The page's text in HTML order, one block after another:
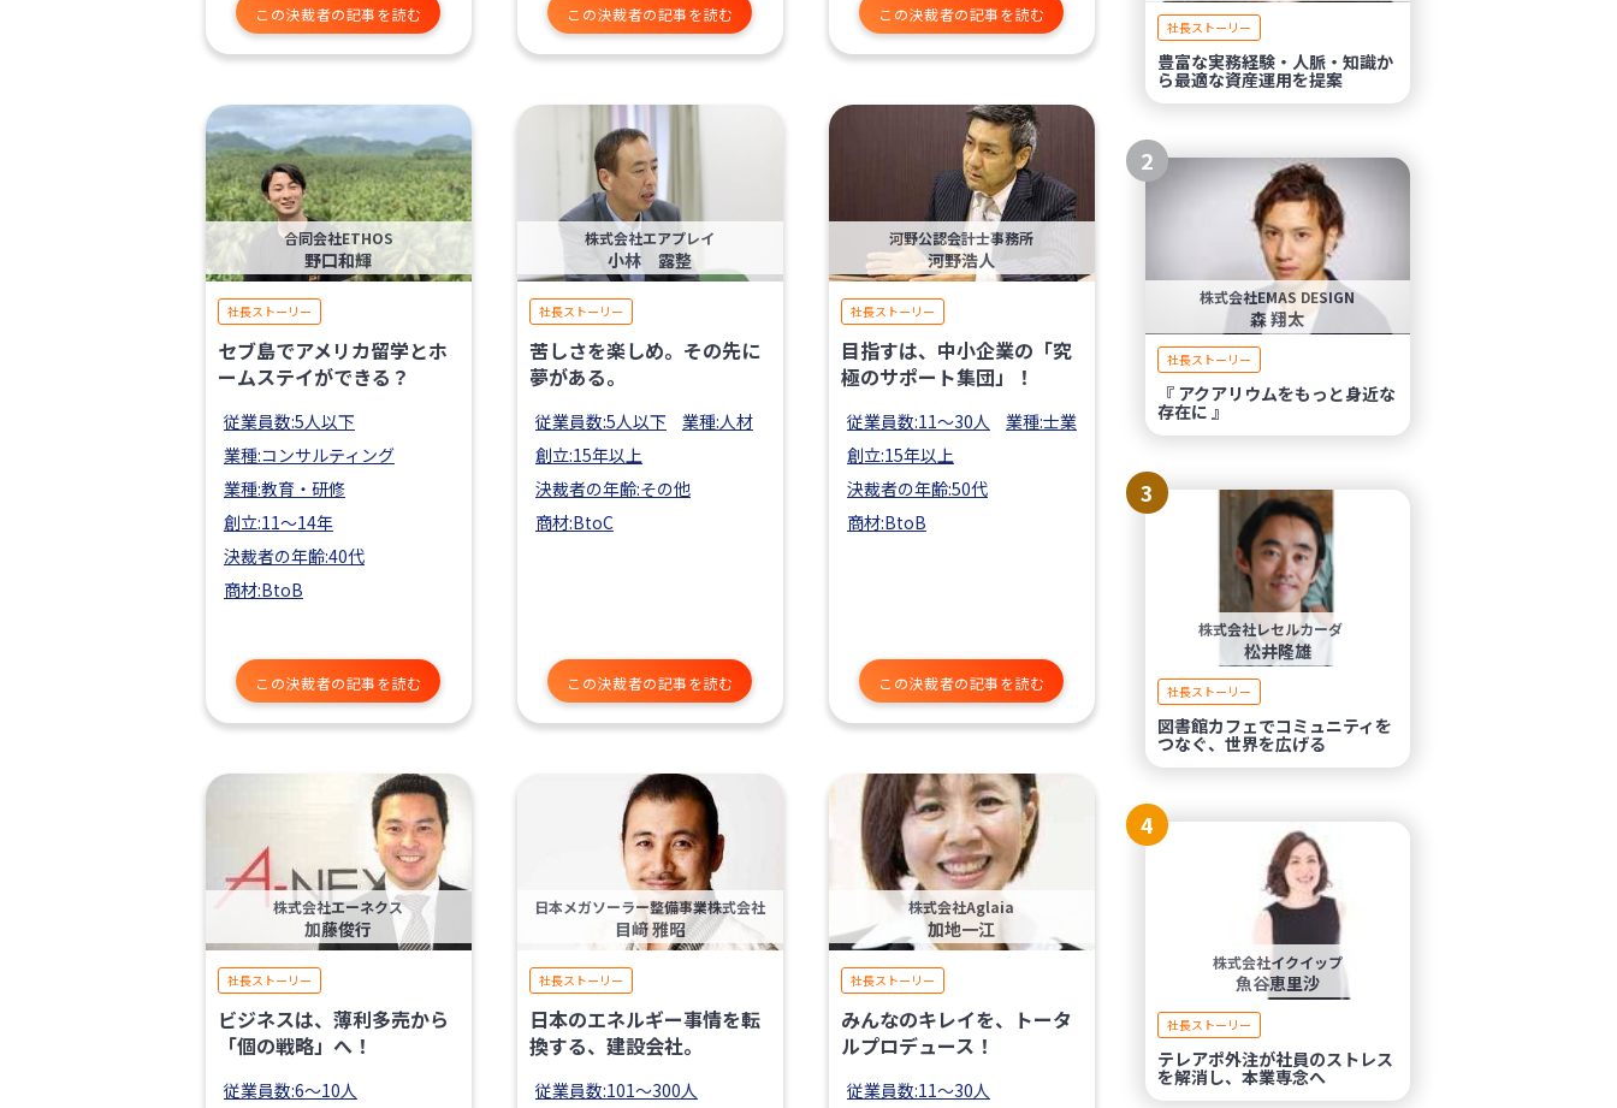
この決裁者の記事を読む この決裁者の記事を読む この決裁者の記事を読む
合同会社ETHOS
野口和輝
社長ストーリー
セブ島でアメリカ留学とホ
ームステイができる？
従業員数:5人以下
業種:コンサルティング
業種:教育・研修
創立:11〜14年
決裁者の年齢:40代
商材:BtoB
この決裁者の記事を読む
株式会社エアプレイ
小林 露整
社長ストーリー
苦しさを楽しめ。その先に
夢がある。
従業員数:5人以下
業種:人材
創立:15年以上
決裁者の年齢:その他
商材:BtoC
この決裁者の記事を読む
河野公認会計士事務所
河野浩人
社長ストーリー
目指すは、中小企業の「究
極のサポート集団」！
従業員数:11〜30人
業種:士業
創立:15年以上
決裁者の年齢:50代
商材:BtoB
この決裁者の記事を読む
株式会社エーネクス
加藤俊行
社長ストーリー
ビジネスは、薄利多売から
「個の戦略」へ！
従業員数:6～10人
日本メガソーラー整備事業株式会社
目﨑 雅昭
社長ストーリー
日本のエネルギー事情を転
換する、建設会社。
従業員数:101〜300人
株式会社Aglaia
加地一江
社長ストーリー
みんなのキレイを、トータ
ルプロデュース！
従業員数:11〜30人
社長ストーリー
豊富な実務経験・人脈・知識か
ら最適な資産運用を提案
2
株式会社EMAS DESIGN
森 翔太
社長ストーリー
『 アクアリウムをもっと身近な
存在に 』
3
株式会社レセルカーダ
松井隆雄
社長ストーリー
図書館カフェでコミュニティを
つなぐ、世界を広げる
4
株式会社イクイップ
魚谷恵里沙
社長ストーリー
テレアポ外注が社員のストレス
を解消し、本業専念へ